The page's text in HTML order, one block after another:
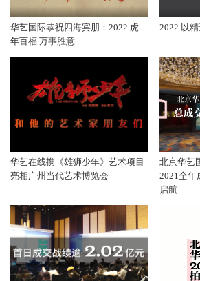
华艺国际恭祝四海宾朋：2022 虎
年百福 万事胜意
2022 以
华艺在线携《雄狮少年》艺术项目
亮相广州当代艺术博览会
北京华艺
2021全年
启航